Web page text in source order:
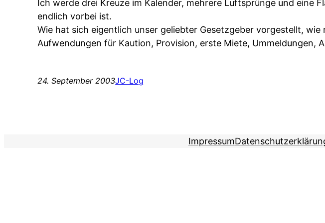
Ich werde drei Kreuze im Kalender, mehrere Luftsprünge und eine
endlich vorbei ist.
Wie hat sich eigentlich unser geliebter Gesetzgeber vorgestellt,
Aufwendungen für Kaution, Provision, erste Miete, Ummeldungen,
24. September 2003JC-Log
Impressum